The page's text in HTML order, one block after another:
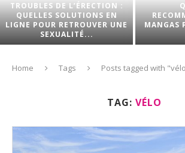
TROUBLES DE L’ÉRECTION :
QUELLES SOLUTIONS EN
LIGNE POUR RETROUVER UNE
SEXUALITÉ...
MANGAS
Home Tags Posts tagged with
TAG: VÉLO